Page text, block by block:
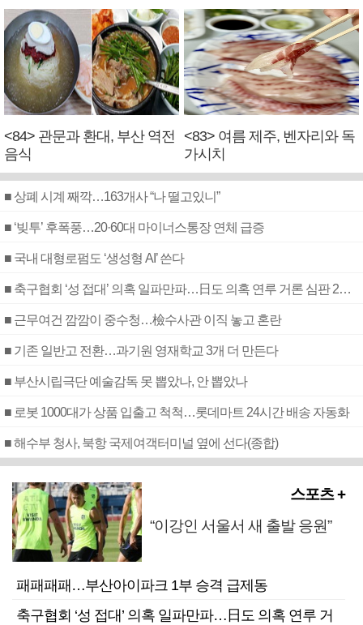
<84> 관문과 환대, 부산 역전
음식
<83> 여름 제주, 벤자리와 독
가시치
■ 상폐 시계 째깍…163개사 “나 떨고있니”
■ ‘빚투’ 후폭풍…20·60대 마이너스통장 연체 급증
■ 국내 대형로펌도 ‘생성형 AI’ 쓴다
■ 축구협회 ‘성 접대’ 의혹 일파만파…日도 의혹 연루 거론 심판 2명 조사
■ 근무여건 깜깜이 중수청…檢수사관 이직 놓고 혼란
■ 기존 일반고 전환…과기원 영재학교 3개 더 만든다
■ 부산시립극단 예술감독 못 뽑았나, 안 뽑았나
■ 로봇 1000대가 상품 입출고 척척…롯데마트 24시간 배송 자동화
■ 해수부 청사, 북항 국제여객터미널 옆에 선다(종합)
스포츠 +
“이강인 서울서 새 출발 응원”
패패패패…부산아이파크 1부 승격 급제동
축구협회 ‘성 접대’ 의혹 일파만파…日도 의혹 연루 거